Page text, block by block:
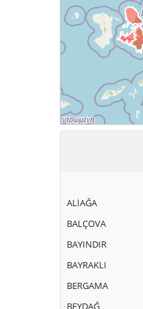
ALİAĞA
BALÇOVA
BAYINDIR
BAYRAKLI
BERGAMA
BEYDAĞ